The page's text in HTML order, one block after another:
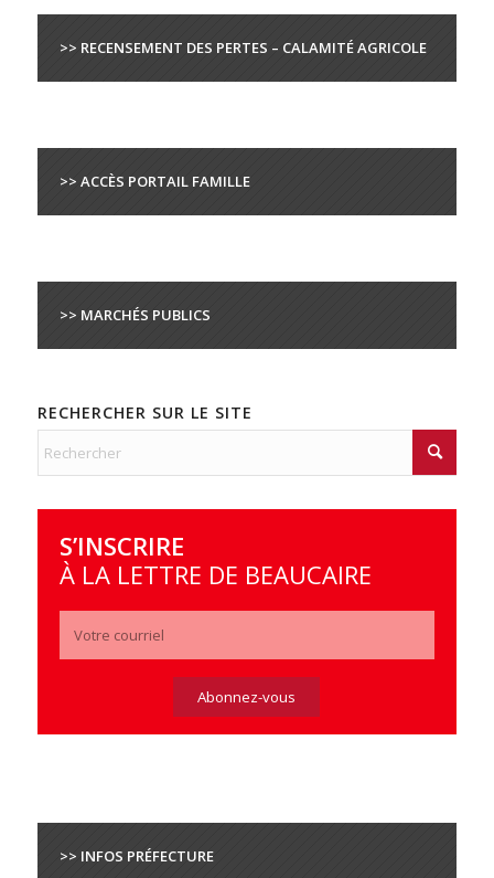
>> RECENSEMENT DES PERTES – CALAMITÉ AGRICOLE
>> ACCÈS PORTAIL FAMILLE
>> MARCHÉS PUBLICS
RECHERCHER SUR LE SITE
S’INSCRIRE
À LA LETTRE DE BEAUCAIRE
>> INFOS PRÉFECTURE